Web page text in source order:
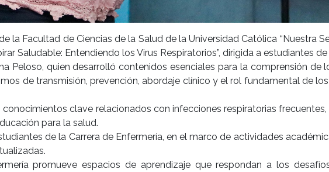
la Facultad de Ciencias de la Salud de la Universidad Católica “Nuestra
Saludable: Entendiendo los Virus Respiratorios”, dirigida a estudiantes
Peloso, quien desarrolló contenidos esenciales para la comprensión de
de transmisión, prevención, abordaje clínico y el rol fundamental de
clave relacionados con infecciones respiratorias
para la salud.
de la Carrera de Enfermería, en el marco de actividades
promueve espacios de aprendizaje que respondan a los